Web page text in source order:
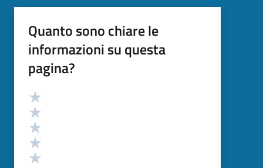
Quanto sono chiare le
informazioni su questa
pagina?
Valutazione